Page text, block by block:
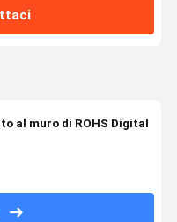
al muro di ROHS Digital